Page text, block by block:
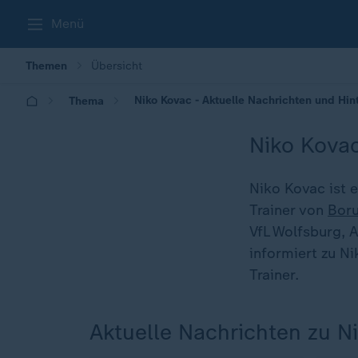
Menü
Themen Übersicht
Thema Niko Kovac - Aktuelle Nachrichten und
Niko
Niko Kovac ist
Trainer von
VfL Wolfsburg,
informiert zu
Trainer.
Aktuelle Nachrichten zu